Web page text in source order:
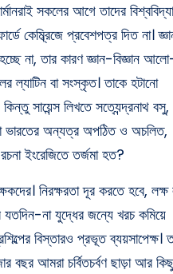
সকলের আগে তাদের
কেম্ব্রিজে প্রবেশপত্র দিত না।
হচ্ছে না, তার কারণ জ্ঞান-বিজ্ঞান
ল্যাটিন বা সংস্কৃত। তাকে হটানো
সায়েন্স লিখতে সত্যেন্দ্রনাথ বসু,
ভারতের অন্যত্র অপঠিত ও অচলিত,
ইংরেজিতে তর্জমা হত?
নিরক্ষরতা দূর করতে হবে, লক্ষ
যতদিন-না যুদ্ধের জন্যে খরচ কমিয়ে
বিস্তারও প্রভূত ব্যয়সাপেক্ষ।
বছর আমরা চর্বিতচর্বণ ছাড়া আর কিছু